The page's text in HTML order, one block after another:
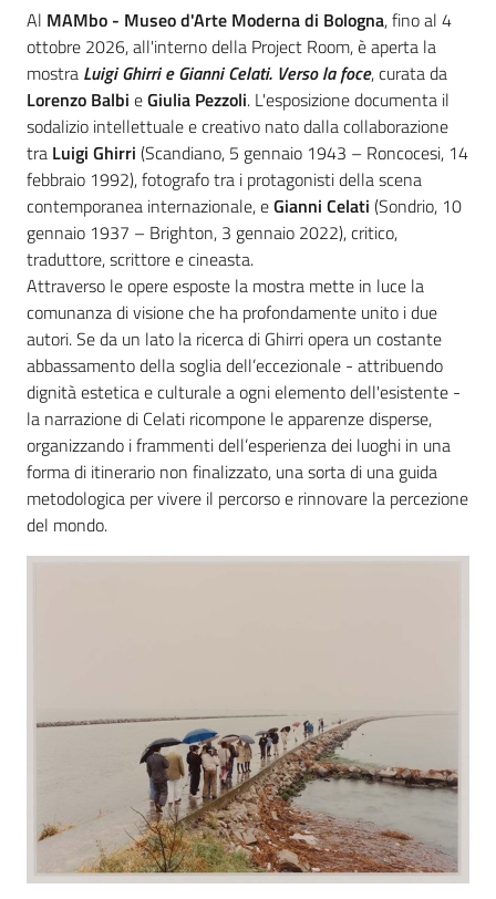
su
Introduzione
Al MAMbo - Museo d'Arte Moderna di Bologna, fino al 4
ottobre 2026, all'interno della Project Room, è aperta la
mostra Luigi Ghirri e Gianni Celati. Verso la foce, curata da
Lorenzo Balbi eGiulia Pezzoli. L'esposizione documenta il
sodalizio intellettuale e creativo nato dalla collaborazione
tra Luigi Ghirri (Scandiano, 5 gennaio 1943 – Roncocesi, 14
febbraio 1992), fotografo tra i protagonisti della scena
contemporanea internazionale, eGianni Celati (Sondrio, 10
gennaio 1937 – Brighton, 3 gennaio 2022), critico,
traduttore, scrittore e cineasta.
Attraverso le opere esposte la mostra mette in luce la
comunanza di visione che ha profondamente unito i due
autori. Se da un lato la ricerca di Ghirri opera un costante
abbassamento della soglia dell’eccezionale - attribuendo
dignità estetica e culturale a ogni elemento dell'esistente -
la narrazione di Celati ricompone le apparenze disperse,
organizzando i frammenti dell’esperienza dei luoghi in una
forma di itinerario non finalizzato, una sorta di una guida
metodologica per vivere il percorso e rinnovare la percezione
del mondo.